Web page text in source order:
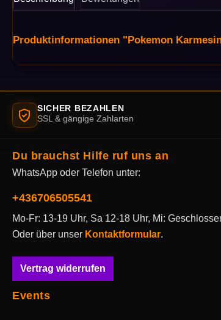
Produktinformationen "Pokemon
SICHER BEZAHLEN
SSL & gängige Zahlarten
Du brauchst Hilfe ruf uns an
WhatsApp oder Telefon unter:
+436706505541
Mo-Fr: 13-19 Uhr, Sa 12-18 Uhr, Mi:
Oder über unser Kontaktformular.
Vertrag widerrufen
Events